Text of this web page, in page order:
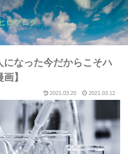
ロブログ
になった今だからこそハ
】
2021.03.20 2021.03.12